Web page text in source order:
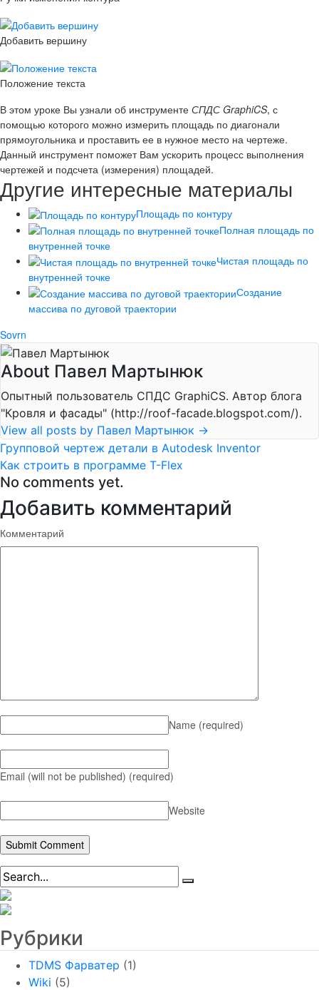
Добавить вершину
Положение текста
В этом уроке Вы узнали об инструменте СПДС GraphiCS, с
помощью которого можно измерить площадь по диагонали
прямоугольника и проставить ее в нужное место на чертеже.
Данный инструмент поможет Вам ускорить процесс выполнения
чертежей и подсчета (измерения) площадей.
Другие интересные материалы
Площадь по контуру
Полная площадь по
внутренней точке
Чистая площадь по
внутренней точке
Создание
массива по дуговой траектории
Sovrn
About Павел Мартынюк
Опытный пользователь СПДС GraphiCS. Автор блога
"Кровля и фасады" (http://roof-facade.blogspot.com/).
View all posts by Павел Мартынюк →
Групповой чертеж детали в Autodesk Inventor
Как строить в программе T-Flex
No comments yet.
Добавить комментарий
Комментарий
Name (required)
Email (will not be published) (required)
Website
Рубрики
TDMS Фарватер (1)
Wiki (5)